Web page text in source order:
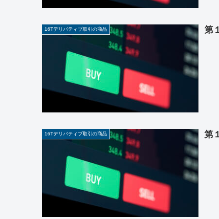
16Tデリバティブ取引の商品 第
16Tデリバティブ取引の商品 第